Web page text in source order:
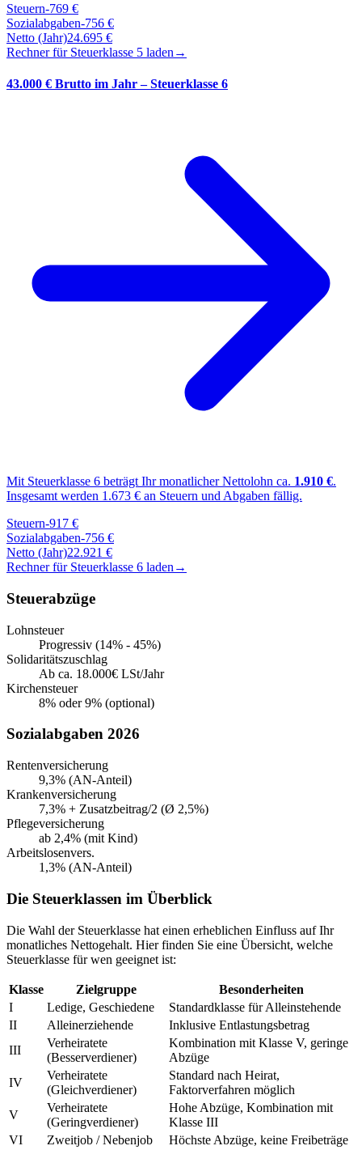
Steuern-769 €
Sozialabgaben-756 €
Netto (Jahr)24.695 €
Rechner für Steuerklasse 5 laden →
43.000 € Brutto im Jahr – Steuerklasse 6
Mit Steuerklasse 6 beträgt Ihr monatlicher Nettolohn ca. 1.910 €.
Insgesamt werden 1.673 € an Steuern und Abgaben fällig.
Steuern-917 €
Sozialabgaben-756 €
Netto (Jahr)22.921 €
Rechner für Steuerklasse 6 laden →
Steuerabzüge
Lohnsteuer
Progressiv (14% - 45%)
Solidaritätszuschlag
Ab ca. 18.000€ LSt/Jahr
Kirchensteuer
8% oder 9% (optional)
Sozialabgaben 2026
Rentenversicherung
9,3% (AN-Anteil)
Krankenversicherung
7,3% + Zusatzbeitrag/2 (Ø 2,5%)
Pflegeversicherung
ab 2,4% (mit Kind)
Arbeitslosenvers.
1,3% (AN-Anteil)
Die Steuerklassen im Überblick
Die Wahl der Steuerklasse hat einen erheblichen Einfluss auf Ihr
monatliches Nettogehalt. Hier finden Sie eine Übersicht, welche
Steuerklasse für wen geeignet ist:
Klasse Zielgruppe
Besonderheiten
I
Ledige, Geschiedene
Standardklasse für Alleinstehende
II
Alleinerziehende
Inklusive Entlastungsbetrag
III
Verheiratete
(Besserverdiener)
Kombination mit Klasse V, geringe
Abzüge
IV
Verheiratete
(Gleichverdiener)
Standard nach Heirat,
Faktorverfahren möglich
V
Verheiratete
(Geringverdiener)
Hohe Abzüge, Kombination mit
Klasse III
VI
Zweitjob / Nebenjob Höchste Abzüge, keine Freibeträge